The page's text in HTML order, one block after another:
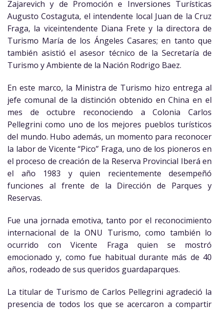
Zajarevich y de Promoción e Inversiones Turísticas
Augusto Costaguta, el intendente local Juan de la Cruz
Fraga, la viceintendente Diana Frete y la directora de
Turismo María de los Ángeles Casares; en tanto que
también asistió el asesor técnico de la Secretaría de
Turismo y Ambiente de la Nación Rodrigo Baez.
En este marco, la Ministra de Turismo hizo entrega al
jefe comunal de la distinción obtenido en China en el
mes de octubre reconociendo a Colonia Carlos
Pellegrini como uno de los mejores pueblos turísticos
del mundo. Hubo además, un momento para reconocer
la labor de Vicente “Pico” Fraga, uno de los pioneros en
el proceso de creación de la Reserva Provincial Iberá en
el año 1983 y quien recientemente desempeñó
funciones al frente de la Dirección de Parques y
Reservas.
Fue una jornada emotiva, tanto por el reconocimiento
internacional de la ONU Turismo, como también lo
ocurrido con Vicente Fraga quien se mostró
emocionado y, como fue habitual durante más de 40
años, rodeado de sus queridos guardaparques.
La titular de Turismo de Carlos Pellegrini agradeció la
presencia de todos los que se acercaron a compartir